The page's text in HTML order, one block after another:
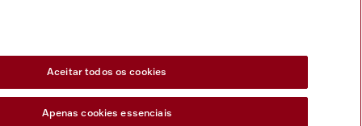
Aceitar todos os cookies
Apenas cookies essenciais